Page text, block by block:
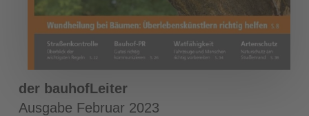
der bauhofLeiter
Ausgabe Februar 2023